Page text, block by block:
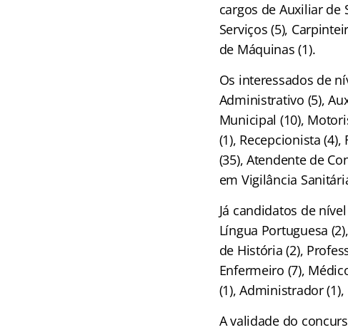
cargos de Auxiliar de
Serviços (5),
de Máquinas (1).
Os interessados de
Administrativo (5),
Municipal (10),
(1), Recepcionista
(35), Atendente de
em Vigilância
Já candidatos de
Língua Portuguesa
de História (2),
Enfermeiro (7),
(1), Administrador
A validade do